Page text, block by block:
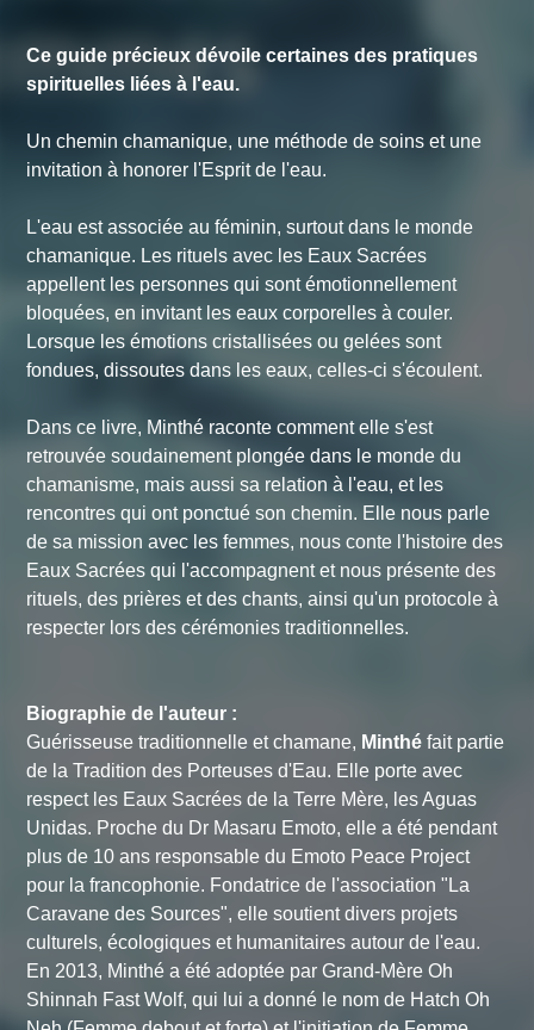
Ce guide précieux dévoile certaines des pratiques
spirituelles liées à l'eau.
Un chemin chamanique, une méthode de soins et une
invitation à honorer l'Esprit de l'eau.
L'eau est associée au féminin, surtout dans le monde
chamanique. Les rituels avec les Eaux Sacrées
appellent les personnes qui sont émotionnellement
bloquées, en invitant les eaux corporelles à couler.
Lorsque les émotions cristallisées ou gelées sont
fondues, dissoutes dans les eaux, celles-ci s'écoulent.
Dans ce livre, Minthé raconte comment elle s'est
retrouvée soudainement plongée dans le monde du
chamanisme, mais aussi sa relation à l'eau, et les
rencontres qui ont ponctué son chemin. Elle nous parle
de sa mission avec les femmes, nous conte l'histoire des
Eaux Sacrées qui l'accompagnent et nous présente des
rituels, des prières et des chants, ainsi qu'un protocole à
respecter lors des cérémonies traditionnelles.
Biographie de l'auteur :
Guérisseuse traditionnelle et chamane, Minthé fait partie
de la Tradition des Porteuses d'Eau. Elle porte avec
respect les Eaux Sacrées de la Terre Mère, les Aguas
Unidas. Proche du Dr Masaru Emoto, elle a été pendant
plus de 10 ans responsable du Emoto Peace Project
pour la francophonie. Fondatrice de l'association "La
Caravane des Sources", elle soutient divers projets
culturels, écologiques et humanitaires autour de l'eau.
En 2013, Minthé a été adoptée par Grand-Mère Oh
Shinnah Fast Wolf, qui lui a donné le nom de Hatch Oh